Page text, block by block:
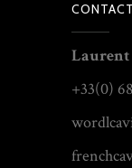
+33(0)